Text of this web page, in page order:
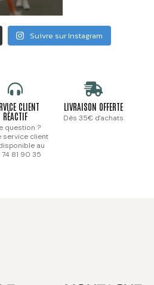
Suivre sur Instagram
CLIENT
RÉACTIF
question ?
service client
au
81 90 35
LIVRAISON OFFERTE
Dès 35€ d'achats